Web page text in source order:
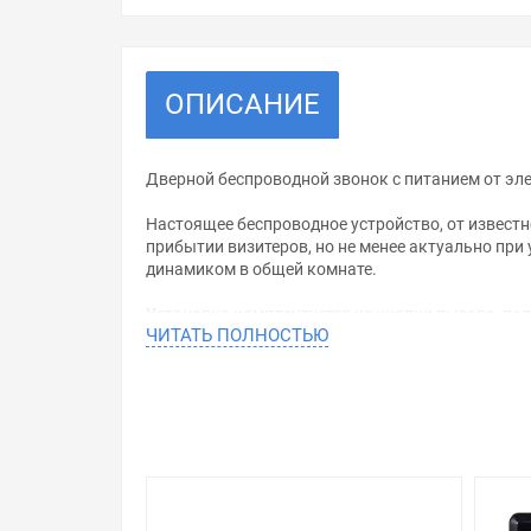
ОПИСАНИЕ
Дверной беспроводной звонок с питанием от
Настоящее беспроводное устройство, от
прибытии визитеров, но не менее актуально
динамиком в общей комнате.
Установка комплектуется из кнопки вызова,
стандартного силового разъема. Радиус
Корпусный дизайн звонка Фокстрот
ЧИТАТЬ ПОЛНОСТЬЮ